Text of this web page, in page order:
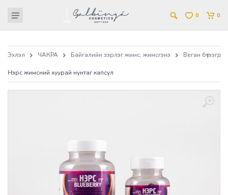
0 0
Эхлэл ЧАКРА Байгалийн зэрлэг жимс, жимсгэнэ Веган
Нэрс жимсний хуурай нунтаг капсул